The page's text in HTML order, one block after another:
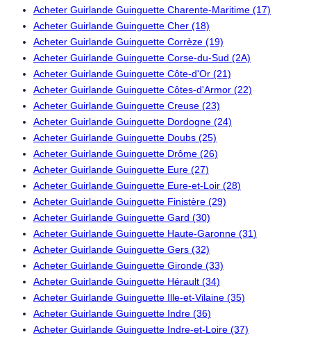
Acheter Guirlande Guinguette Charente-Maritime (17)
Acheter Guirlande Guinguette Cher (18)
Acheter Guirlande Guinguette Corrèze (19)
Acheter Guirlande Guinguette Corse-du-Sud (2A)
Acheter Guirlande Guinguette Côte-d'Or (21)
Acheter Guirlande Guinguette Côtes-d'Armor (22)
Acheter Guirlande Guinguette Creuse (23)
Acheter Guirlande Guinguette Dordogne (24)
Acheter Guirlande Guinguette Doubs (25)
Acheter Guirlande Guinguette Drôme (26)
Acheter Guirlande Guinguette Eure (27)
Acheter Guirlande Guinguette Eure-et-Loir (28)
Acheter Guirlande Guinguette Finistère (29)
Acheter Guirlande Guinguette Gard (30)
Acheter Guirlande Guinguette Haute-Garonne (31)
Acheter Guirlande Guinguette Gers (32)
Acheter Guirlande Guinguette Gironde (33)
Acheter Guirlande Guinguette Hérault (34)
Acheter Guirlande Guinguette Ille-et-Vilaine (35)
Acheter Guirlande Guinguette Indre (36)
Acheter Guirlande Guinguette Indre-et-Loire (37)